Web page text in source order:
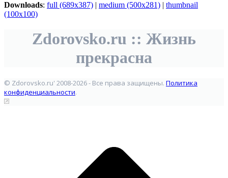
Downloads: full (689x387) | medium (500x281) | thumbnail
(100x100)
Zdorovsko.ru :: Жизнь
прекрасна
© Zdorovsko.ru' 2008-2026 - Все права защищены. Политика
конфиденциальности.